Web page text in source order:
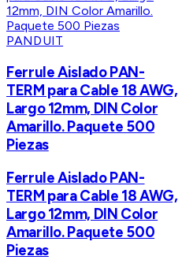
PANDUIT
Ferrule Aislado PAN-
TERM para Cable 18 AWG,
Largo 12mm, DIN Color
Amarillo. Paquete 500
Piezas
Ferrule Aislado PAN-
TERM para Cable 18 AWG,
Largo 12mm, DIN Color
Amarillo. Paquete 500
Piezas